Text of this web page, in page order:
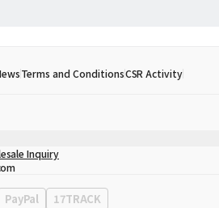
Terms and ConditionsCSR Activity
Gangnam-gu, Seoul, Republic of Korea
Inquiry
PayPal 17TRACK